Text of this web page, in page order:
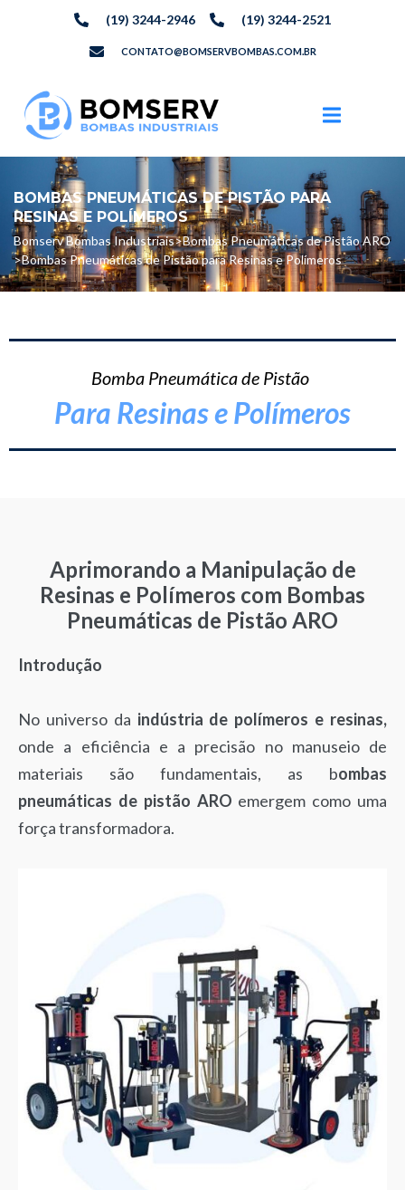
(19) 3244-2946 (19) 3244-2521
CONTATO@BOMSERVBOMBAS.COM.BR
BOMBAS PNEUMÁTICAS DE PISTÃO PARA
RESINAS E POLÍMEROS
Bomserv Bombas Industriais>Bombas Pneumáticas de Pistão ARO
>Bombas Pneumáticas de Pistão para Resinas e Polímeros
Bomba Pneumática de Pistão
Para Resinas e Polímeros
Aprimorando a Manipulação de
Resinas e Polímeros com Bombas
Pneumáticas de Pistão ARO
Introdução
No universo da indústria de polímeros e resinas,
onde a eficiência e a precisão no manuseio de
materiais são fundamentais, as bombas
pneumáticas de pistão ARO emergem como uma
força transformadora.